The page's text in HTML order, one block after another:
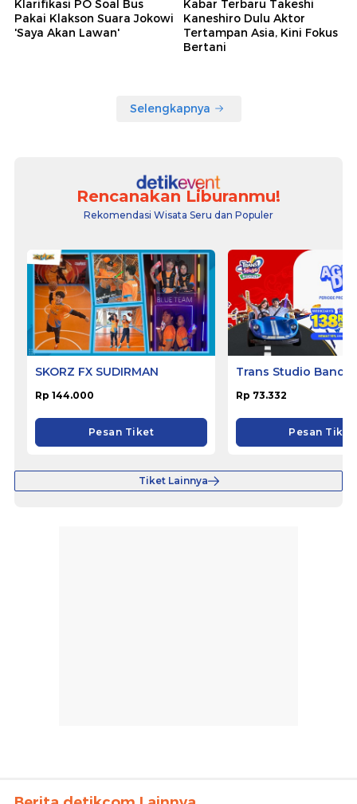
Klarifikasi PO Soal Bus
Pakai Klakson Suara Jokowi
'Saya Akan Lawan'
Kabar Terbaru Takeshi
Kaneshiro Dulu Aktor
Tertampan Asia, Kini Fokus
Bertani
Selengkapnya
Rencanakan Liburanmu!
Rekomendasi Wisata Seru dan Populer
SKORZ FX SUDIRMAN
Rp 144.000
Pesan Tiket
Trans Studio
Rp 73.332
Pesan Tiket
Tiket Lainnya